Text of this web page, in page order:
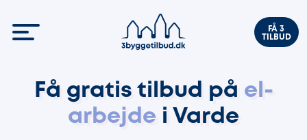
FÅ 3
TILBUD
Få gratis tilbud på el-
arbejde i Varde